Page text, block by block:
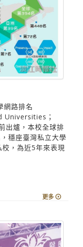
網路排名
Universities；
出爐，本校全球排
穩座臺灣私立大學
，為近5年來表現
更多